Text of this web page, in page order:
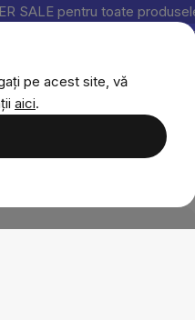
pe acest site, vă
aici.
SALE pentru toate
noastre sunt testate în
NoutățiSuplimente
multivitamine pentru femei,